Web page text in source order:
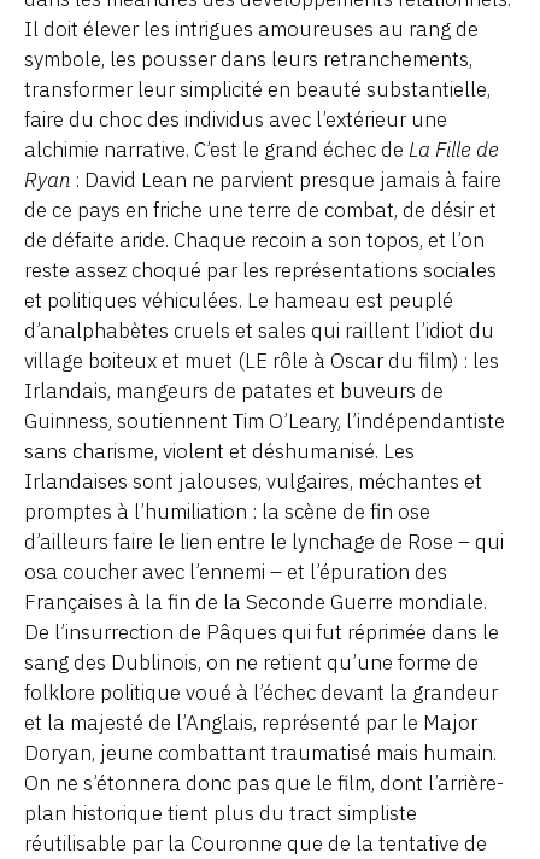
Il doit élever les intrigues amoureuses au rang de
symbole, les pousser dans leurs retranchements,
transformer leur simplicité en beauté substantielle,
faire du choc des individus avec l’extérieur une
alchimie narrative. C’est le grand échec de La Fille de
Ryan : David Lean ne parvient presque jamais à faire
de ce pays en friche une terre de combat, de désir et
de défaite aride. Chaque recoin a son topos, et l’on
reste assez choqué par les représentations sociales
et politiques véhiculées. Le hameau est peuplé
d’analphabètes cruels et sales qui raillent l’idiot du
village boiteux et muet (LE rôle à Oscar du film) : les
Irlandais, mangeurs de patates et buveurs de
Guinness, soutiennent Tim O’Leary, l’indépendantiste
sans charisme, violent et déshumanisé. Les
Irlandaises sont jalouses, vulgaires, méchantes et
promptes à l’humiliation : la scène de fin ose
d’ailleurs faire le lien entre le lynchage de Rose – qui
osa coucher avec l’ennemi – et l’épuration des
Françaises à la fin de la Seconde Guerre mondiale.
De l’insurrection de Pâques qui fut réprimée dans le
sang des Dublinois, on ne retient qu’une forme de
folklore politique voué à l’échec devant la grandeur
et la majesté de l’Anglais, représenté par le Major
Doryan, jeune combattant traumatisé mais humain.
On ne s’étonnera donc pas que le film, dont l’arrière-
plan historique tient plus du tract simpliste
réutilisable par la Couronne que de la tentative de